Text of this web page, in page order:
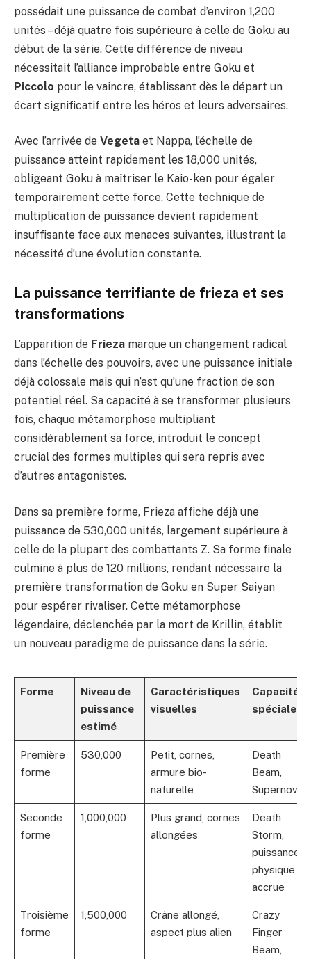
possédait une puissance de combat d’environ 1,200
unités – déjà quatre fois supérieure à celle de Goku au
début de la série. Cette différence de niveau
nécessitait l’alliance improbable entre Goku et
Piccolo pour le vaincre, établissant dès le départ un
écart significatif entre les héros et leurs adversaires.
Avec l’arrivée de Vegeta et Nappa, l’échelle de
puissance atteint rapidement les 18,000 unités,
obligeant Goku à maîtriser le Kaio-ken pour égaler
temporairement cette force. Cette technique de
multiplication de puissance devient rapidement
insuffisante face aux menaces suivantes, illustrant la
nécessité d’une évolution constante.
La puissance terrifiante de frieza et ses
transformations
L’apparition de Frieza marque un changement radical
dans l’échelle des pouvoirs, avec une puissance initiale
déjà colossale mais qui n’est qu’une fraction de son
potentiel réel. Sa capacité à se transformer plusieurs
fois, chaque métamorphose multipliant
considérablement sa force, introduit le concept
crucial des formes multiples qui sera repris avec
d’autres antagonistes.
Dans sa première forme, Frieza affiche déjà une
puissance de 530,000 unités, largement supérieure à
celle de la plupart des combattants Z. Sa forme finale
culmine à plus de 120 millions, rendant nécessaire la
première transformation de Goku en Super Saiyan
pour espérer rivaliser. Cette métamorphose
légendaire, déclenchée par la mort de Krillin, établit
un nouveau paradigme de puissance dans la série.
Forme
Niveau de
puissance
estimé
Caractéristiques
visuelles
Capacités
spéciales
Première
forme
530,000
Petit, cornes,
armure bio-
naturelle
Death
Beam,
Supernova
Seconde
forme
1,000,000
Plus grand, cornes
allongées
Death
Storm,
puissance
physique
accrue
Troisième
forme
1,500,000
Crâne allongé,
aspect plus alien
Crazy
Finger
Beam,